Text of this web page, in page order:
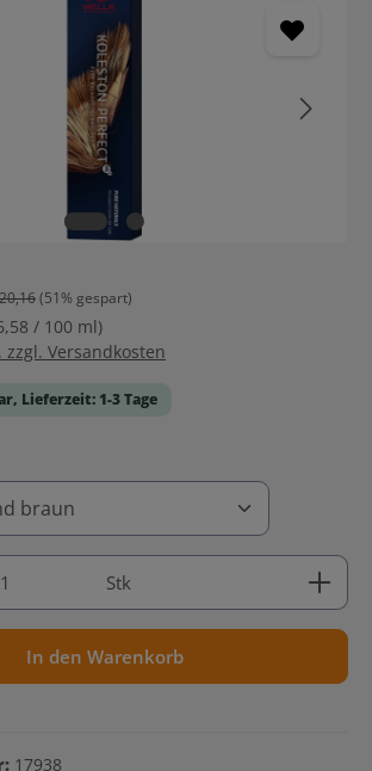
(51% gespart)
/ 100 ml)
Versandkosten
Lieferzeit: 1-3 Tage
Gib den gewünschten Wert ein
Stk
In den Warenkorb
17938